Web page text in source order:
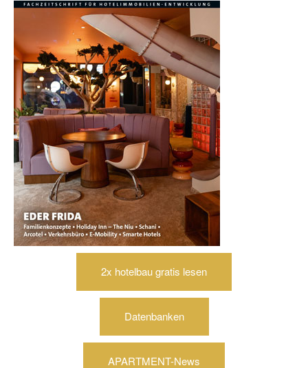
2x hotelbau gratis lesen
Datenbanken
APARTMENT-News